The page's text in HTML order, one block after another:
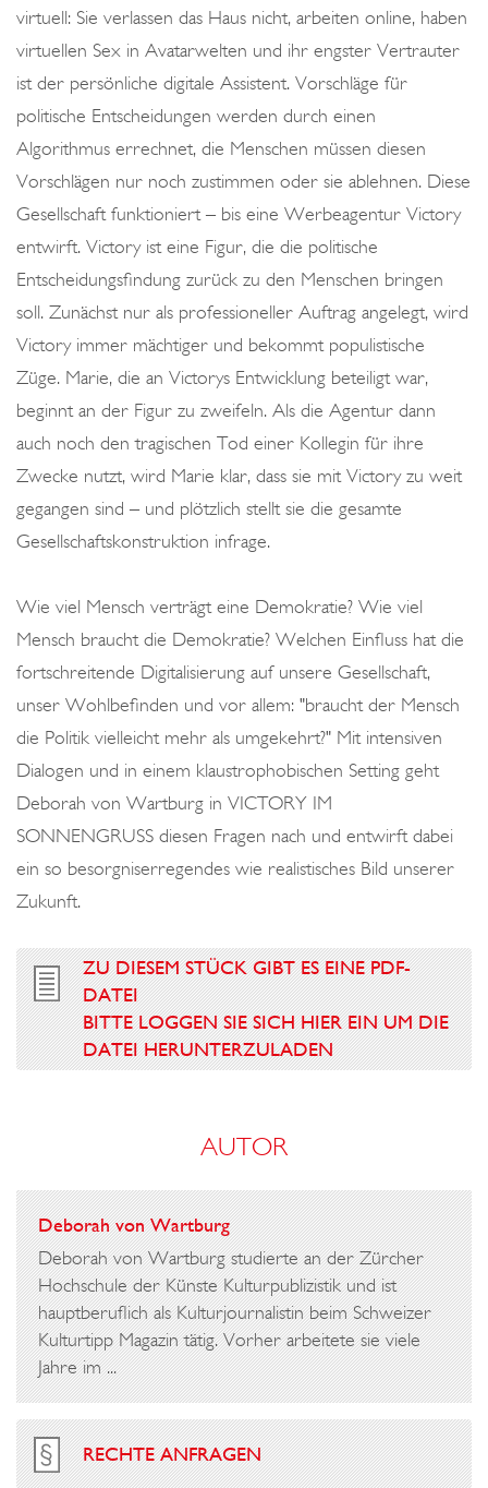
virtuell: Sie verlassen das Haus nicht, arbeiten online, haben
virtuellen Sex in Avatarwelten und ihr engster Vertrauter
ist der persönliche digitale Assistent. Vorschläge für
politische Entscheidungen werden durch einen
Algorithmus errechnet, die Menschen müssen diesen
Vorschlägen nur noch zustimmen oder sie ablehnen. Diese
Gesellschaft funktioniert – bis eine Werbeagentur Victory
entwirft. Victory ist eine Figur, die die politische
Entscheidungsfindung zurück zu den Menschen bringen
soll. Zunächst nur als professioneller Auftrag angelegt, wird
Victory immer mächtiger und bekommt populistische
Züge. Marie, die an Victorys Entwicklung beteiligt war,
beginnt an der Figur zu zweifeln. Als die Agentur dann
auch noch den tragischen Tod einer Kollegin für ihre
Zwecke nutzt, wird Marie klar, dass sie mit Victory zu weit
gegangen sind – und plötzlich stellt sie die gesamte
Gesellschaftskonstruktion infrage.
Wie viel Mensch verträgt eine Demokratie? Wie viel
Mensch braucht die Demokratie? Welchen Einfluss hat die
fortschreitende Digitalisierung auf unsere Gesellschaft,
unser Wohlbefinden und vor allem: "braucht der Mensch
die Politik vielleicht mehr als umgekehrt?" Mit intensiven
Dialogen und in einem klaustrophobischen Setting geht
Deborah von Wartburg in VICTORY IM
SONNENGRUSS diesen Fragen nach und entwirft dabei
ein so besorgniserregendes wie realistisches Bild unserer
Zukunft.
ZU DIESEM STÜCK GIBT ES EINE PDF-
DATEI
BITTE LOGGEN SIE SICH HIER EIN UM DIE
DATEI HERUNTERZULADEN
AUTOR
Deborah von Wartburg
Deborah von Wartburg studierte an der Zürcher
Hochschule der Künste Kulturpublizistik und ist
hauptberuflich als Kulturjournalistin beim Schweizer
Kulturtipp Magazin tätig. Vorher arbeitete sie viele
Jahre im ...
RECHTE ANFRAGEN